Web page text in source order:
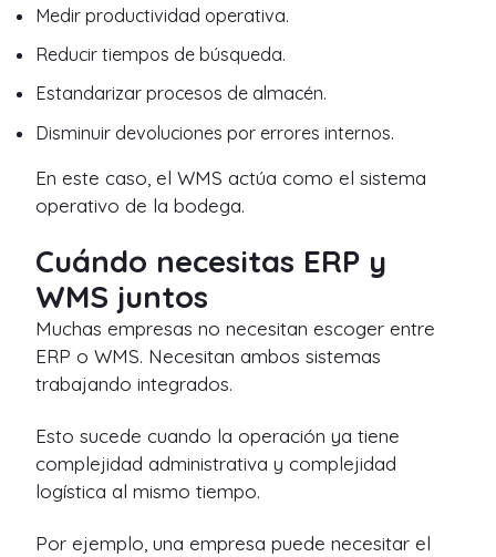
Medir productividad operativa.
Reducir tiempos de búsqueda.
Estandarizar procesos de almacén.
Disminuir devoluciones por errores internos.
En este caso, el WMS actúa como el sistema
operativo de la bodega.
Cuándo necesitas ERP y
WMS juntos
Muchas empresas no necesitan escoger entre
ERP o WMS. Necesitan ambos sistemas
trabajando integrados.
Esto sucede cuando la operación ya tiene
complejidad administrativa y complejidad
logística al mismo tiempo.
Por ejemplo, una empresa puede necesitar el